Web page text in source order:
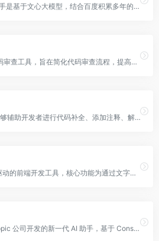
百度Comate编程助手是基于文心大模型，结合百度积累多年的编程现场大数据和外部优秀开源数据，为你生成更符合实际研发场景的优质代码。它可以帮助你快速理解代码、解答技术问题、智能生成代码块、优化代码、修复错误等。支持多种主流语言和常用IDE。
Codara是一款AI代码审查工具，旨在简化代码审查流程，提高生产力，降低成本。它提供AI辅助的代码诊断，能够为错误和警告提供建议和可能的修复方案，使调试更加简便。Codara通过其CLI工具轻松集成到现有的开发环境中，使用先进的AI分析来检测潜在问题、建议优化，并确保代码的清洁和高效。
codeFuse 是一个能够辅助开发者进行代码补全、添加注释、解释代码等功能的插件。它基于海量数据提供实时的代码补全服务，并支持解释代码、生成注释等功能，能够帮助开发者快速完成功能研发，提高研发效率。此外，codeFuse 还可以对选定代码段进行分析理解，提出优化和改进建议，甚至可以直接生成代码补丁，帮助开发者写出更好的代码。另外，codeFuse 还能智能生成具备业务语义的测试用例，提升问题发现效率，方便快捷。codeFuse 支持 40 多种编程语言。
栅格兽，是一款AI 驱动的前端开发工具，核心功能为通过文字描述一键生成可直接投入生产使用的网页代码，主打降低前端开发与网页制作门槛。
Claude 是由 Anthropic 公司开发的新一代 AI 助手，基于 Constitutional AI（宪法 AI）技术构建，定位为注重安全性、实用性和诚实性的智能协作伙伴。Claude 能够处理大规模信息、进行头脑风暴、生成文本和代码、帮助理解复杂主题，通过简化繁琐工作让用户专注于最重要的事务。